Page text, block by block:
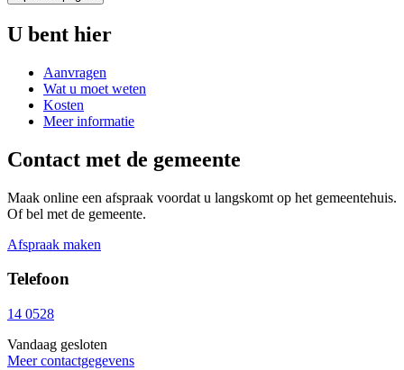
U bent hier
Aanvragen
Wat u moet weten
Kosten
Meer informatie
Contact met de gemeente
Maak online een afspraak voordat u langskomt op het gemeentehuis.
Of bel met de gemeente.
Afspraak maken
Telefoon
14 0528
Vandaag gesloten
Meer contactgegevens